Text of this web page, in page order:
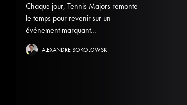
Chaque jour, Tennis Majors remonte
le temps pour revenir sur un
événement marquant...
ALEXANDRE SOKOLOWSKI